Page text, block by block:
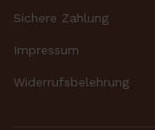
Sichere Zahlung
Impressum
Widerrufsbelehrung